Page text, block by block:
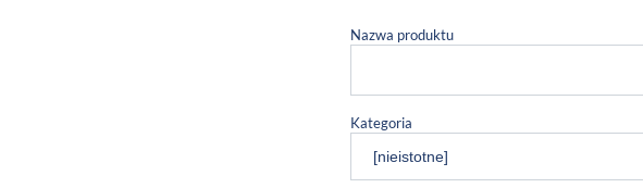
Nazwa produktu
Kategoria